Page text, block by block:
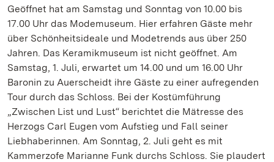
Geöffnet hat am Samstag und Sonntag von 10.00 bis
17.00 Uhr das Modemuseum. Hier erfahren Gäste mehr
über Schönheitsideale und Modetrends aus über 250
Jahren. Das Keramikmuseum ist nicht geöffnet. Am
Samstag, 1. Juli, erwartet um 14.00 und um 16.00 Uhr
Baronin zu Auerscheidt ihre Gäste zu einer aufregenden
Tour durch das Schloss. Bei der Kostümführung
„Zwischen List und Lust“ berichtet die Mätresse des
Herzogs Carl Eugen vom Aufstieg und Fall seiner
Liebhaberinnen. Am Sonntag, 2. Juli geht es mit
Kammerzofe Marianne Funk durchs Schloss. Sie plaudert